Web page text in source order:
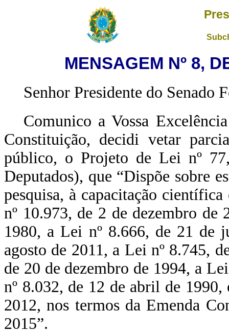
MENSAGEM Nº 8,
Senhor Presidente do Senado
Comunico a Vossa
Constituição, decidi vetar
público, o Projeto de Lei nº
Deputados), que “Dispõe sobre
pesquisa, à capacitação
nº 10.973, de 2 de dezembro de
1980, a Lei nº 8.666, de 21 de
agosto de 2011, a Lei nº 8.745,
de 20 de dezembro de 1994, a
nº 8.032, de 12 de abril de
2012, nos termos da Emenda
2015”.